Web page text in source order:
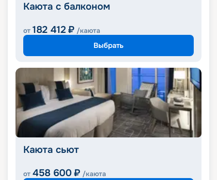
Каюта с балконом
от 182 412 ₽ /каюта
Выбрать
Каюта сьют
от 458 600 ₽ /каюта